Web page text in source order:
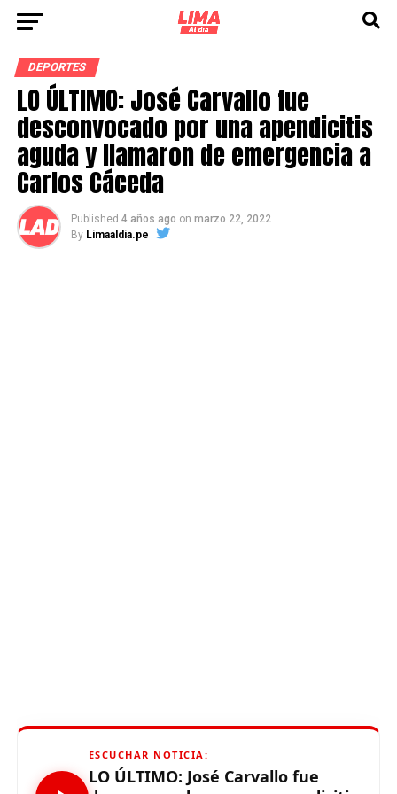
DEPORTES
LO ÚLTIMO: José Carvallo fue
desconvocado por una apendicitis
aguda y llamaron de emergencia a
Carlos Cáceda
Published 4 años ago on marzo 22, 2022
By Limaaldia.pe
ESCUCHAR NOTICIA:
LO ÚLTIMO: José Carvallo fue